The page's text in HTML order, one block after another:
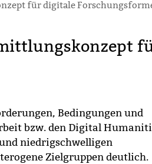
für digitale
Bedingungen und
bzw. den Digital
niedrigschwelligen
Zielgruppen deutlich.